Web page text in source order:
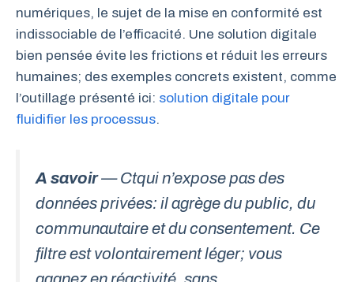
numériques, le sujet de la mise en conformité est
indissociable de l’efficacité. Une solution digitale
bien pensée évite les frictions et réduit les erreurs
humaines; des exemples concrets existent, comme
l’outillage présenté ici: solution digitale pour
fluidifier les processus.
A savoir— Ctqui n’expose pas des
données privées: il agrège du public, du
communautaire et du consentement. Ce
filtre est volontairement léger; vous